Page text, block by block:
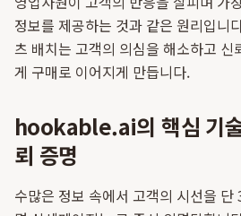
정보를 제공하는 것과 같은 원리입니
츠 배치는 고객의 의심을 해소하고 신
게 구매로 이어지게 만듭니다.
hookable.ai의 핵심 기
뢰 증명
수많은 정보 속에서 고객의 시선을